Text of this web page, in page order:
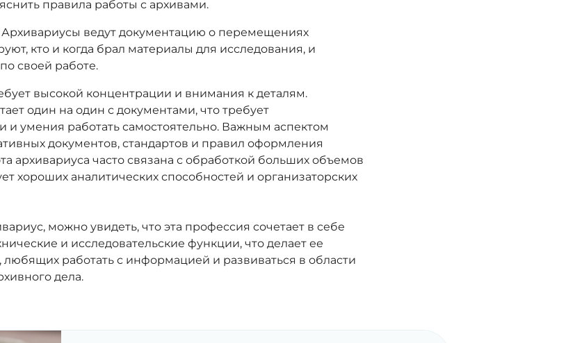
правила работы с архивами.
Архивариусы ведут документацию о перемещениях
кто и когда брал материалы для исследования, и
своей работе.
высокой концентрации и внимания к деталям.
один на один с документами, что требует
и умения работать самостоятельно. Важным аспектом
документов, стандартов и правил оформления
архивариуса часто связана с обработкой больших объемов
хороших аналитических способностей и организаторских
можно увидеть, что эта профессия сочетает в себе
и исследовательские функции, что делает ее
работать с информацией и развиваться в области
дела.